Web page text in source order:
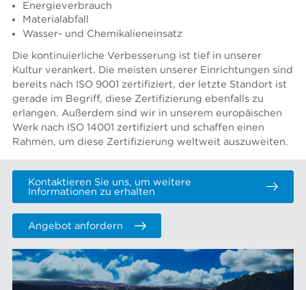
Energieverbrauch
Materialabfall
Wasser- und Chemikalieneinsatz
Die kontinuierliche Verbesserung ist tief in unserer
Kultur verankert. Die meisten unserer Einrichtungen sind
bereits nach ISO 9001 zertifiziert, der letzte Standort ist
gerade im Begriff, diese Zertifizierung ebenfalls zu
erlangen. Außerdem sind wir in unserem europäischen
Werk nach ISO 14001 zertifiziert und schaffen einen
Rahmen, um diese Zertifizierung weltweit auszuweiten.
Kontaktieren Sie uns, um weitere
Informationen zu erhalten
Angebot anfordern